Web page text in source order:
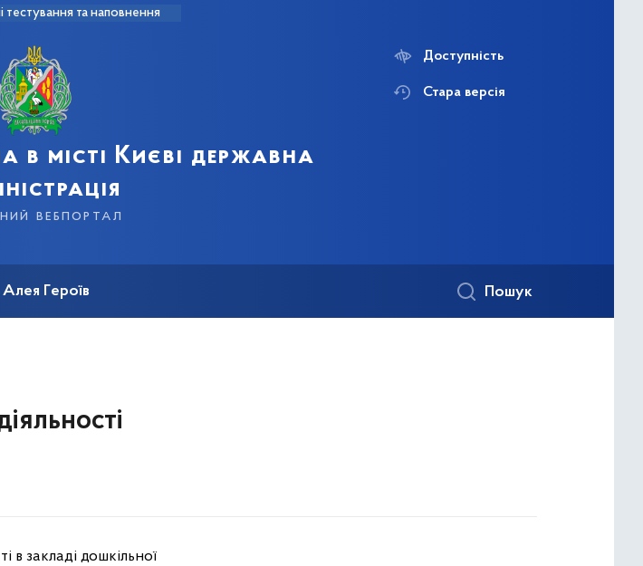
тестування та наповнення
в місті Києві державна
вебпортал
Доступність
Стара версія
Алея Героїв Пошук
закладі дошкільної